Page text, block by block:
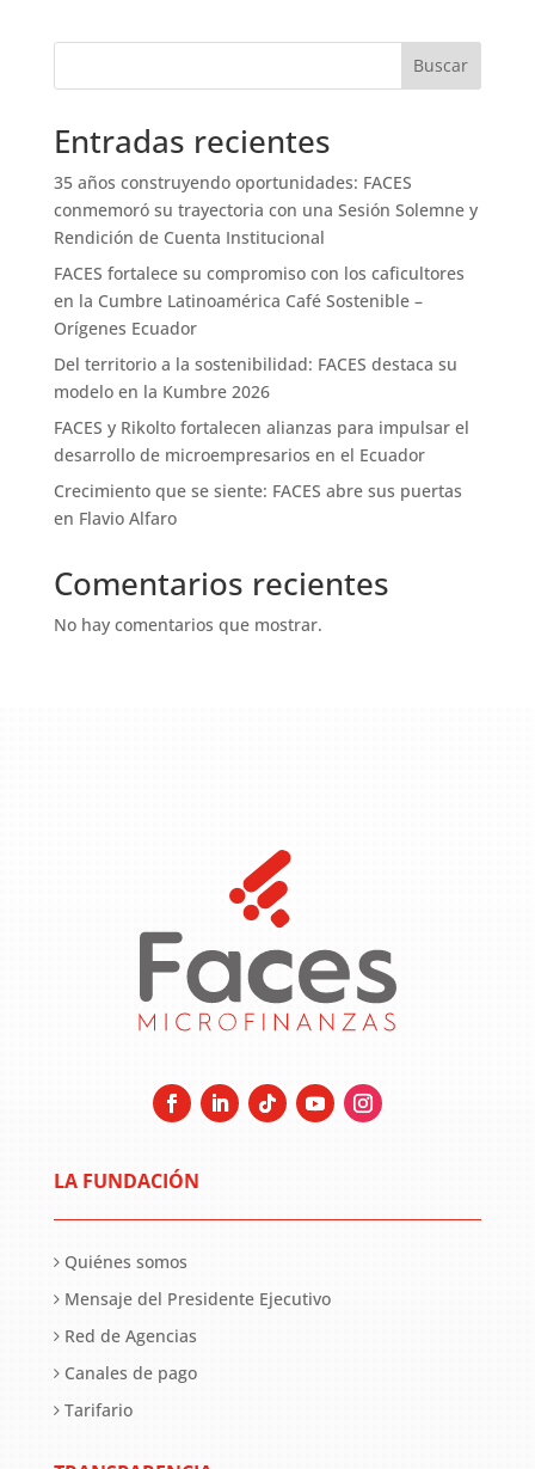
Buscar
Entradas recientes
35 años construyendo oportunidades: FACES
conmemoró su trayectoria con una Sesión Solemne y
Rendición de Cuenta Institucional
FACES fortalece su compromiso con los caficultores
en la Cumbre Latinoamérica Café Sostenible –
Orígenes Ecuador
Del territorio a la sostenibilidad: FACES destaca su
modelo en la Kumbre 2026
FACES y Rikolto fortalecen alianzas para impulsar el
desarrollo de microempresarios en el Ecuador
Crecimiento que se siente: FACES abre sus puertas
en Flavio Alfaro
Comentarios recientes
No hay comentarios que mostrar.
LA FUNDACIÓN
Quiénes somos
Mensaje del Presidente Ejecutivo
Red de Agencias
Canales de pago
Tarifario